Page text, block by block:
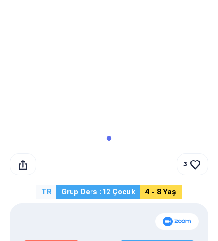
3
TR Grup Ders : 12 Çocuk 4 - 8 Yaş